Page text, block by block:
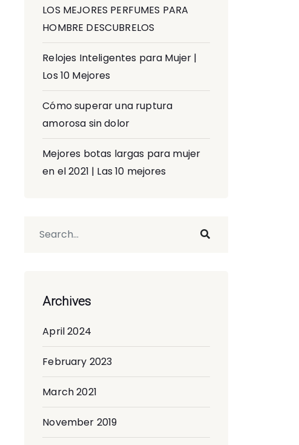
LOS MEJORES PERFUMES PARA
HOMBRE DESCUBRELOS
Relojes Inteligentes para Mujer |
Los 10 Mejores
Cómo superar una ruptura
amorosa sin dolor
Mejores botas largas para mujer
en el 2021 | Las 10 mejores
Archives
April 2024
February 2023
March 2021
November 2019